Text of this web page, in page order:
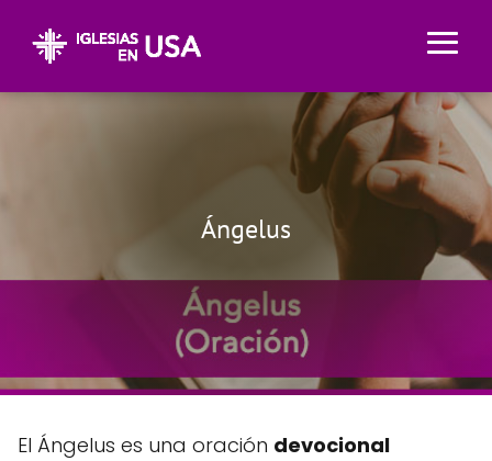
Ángelus
El Ángelus es una oración devocional